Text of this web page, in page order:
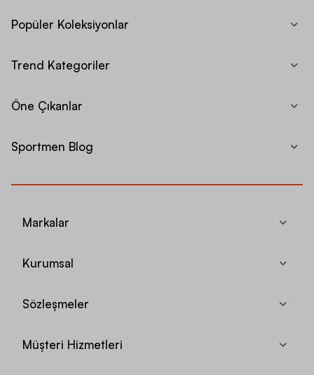
Popüler Koleksiyonlar
Trend Kategoriler
Öne Çıkanlar
Sportmen Blog
Markalar
Kurumsal
Sözleşmeler
Müşteri Hizmetleri